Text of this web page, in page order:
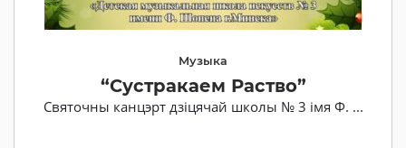
Музыка
“Сустракаем Раство”
Святочны канцэрт дзіцячай школы № 3 імя Ф. ...